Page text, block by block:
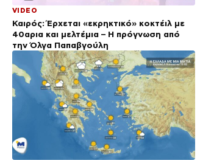
VIDEO
Καιρός: Έρχεται «εκρηκτικό» κοκτέιλ με
40αρια και μελτέμια – Η πρόγνωση από
την Όλγα Παπαβγούλη